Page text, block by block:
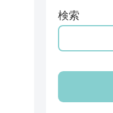
検索